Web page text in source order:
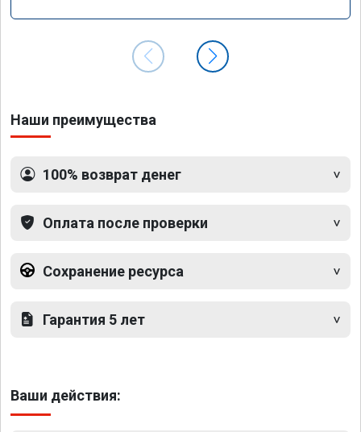
Наши преимущества
100% возврат денег
Оплата после проверки
Сохранение ресурса
Гарантия 5 лет
Ваши действия: